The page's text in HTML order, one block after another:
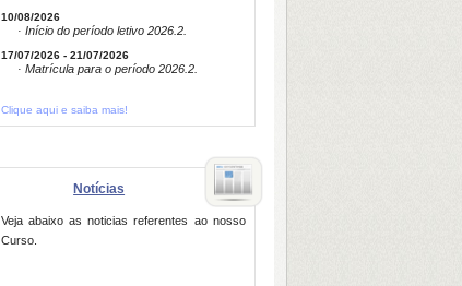
10/08/2026
· Início do período letivo 2026.2.
17/07/2026 - 21/07/2026
· Matrícula para o período 2026.2.
Clique aqui e saiba mais!
Notícias
Veja abaixo as noticias referentes ao nosso
Curso.